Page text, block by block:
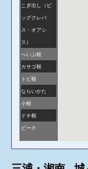
こぎ出し（ビ
ッグクレバ
ス・オアシ
ス）
へいぶ根
カサゴ根
トビ根
ならいかた
小根
ドチ根
ビーチ